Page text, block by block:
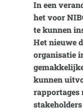
In een
het voor
te kunnen
Het nieuwe
organisatie
kunnen
rapportages